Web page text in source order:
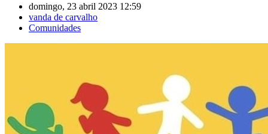
domingo, 23 abril 2023 12:59
vanda de carvalho
Comunidades